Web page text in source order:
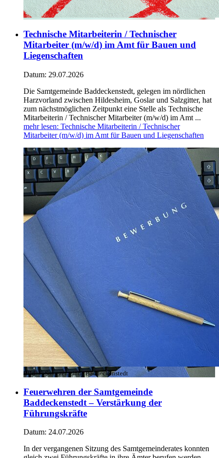
Technische Mitarbeiterin / Technischer
Mitarbeiter (m/w/d) im Amt für Bauen und
Liegenschaften
Datum: 29.07.2026
Die Samtgemeinde Baddeckenstedt, gelegen im nördlichen
Harzvorland zwischen Hildesheim, Goslar und Salzgitter, hat
zum nächstmöglichen Zeitpunkt eine Stelle als Technische
Mitarbeiterin / Technischer Mitarbeiter (m/w/d) im Amt ...
mehr lesen: Technische Mitarbeiterin / Technischer
Mitarbeiter (m/w/d) im Amt für Bauen und Liegenschaften
Bild:© Samtgemeinde Baddeckenstedt
Feuerwehren der Samtgemeinde
Baddeckenstedt – Verstärkung der
Führungskräfte
Datum: 24.07.2026
In der vergangenen Sitzung des Samtgemeinderates konnten